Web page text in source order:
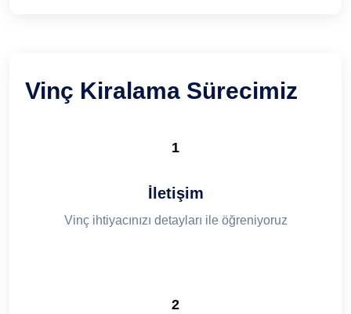
Vinç Kiralama Sürecimiz
1
İletişim
Vinç ihtiyacınızı detayları ile öğreniyoruz
2